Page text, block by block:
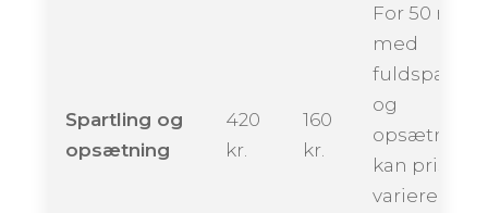
Spartling og
opsætning
420
kr.
160
kr.
For 50 m²
med
og
opsætning
kan prisen
variere fra